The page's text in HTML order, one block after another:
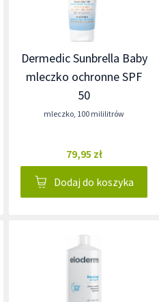
Dermedic Sunbrella Baby
mleczko ochronne SPF
50
mleczko, 100 mililitrów
79,95 zł
Dodaj do koszyka